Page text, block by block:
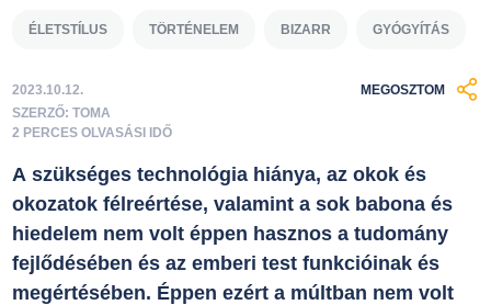
ÉLETSTÍLUS TÖRTÉNELEM BIZARR GYÓGYÍTÁS
2023.10.12.
SZERZŐ: TOMA
2 PERCES OLVASÁSI IDŐ
MEGOSZTOM
A szükséges technológia hiánya, az okok és
okozatok félreértése, valamint a sok babona és
hiedelem nem volt éppen hasznos a tudomány
fejlődésében és az emberi test funkcióinak és
megértésében. Éppen ezért a múltban nem volt